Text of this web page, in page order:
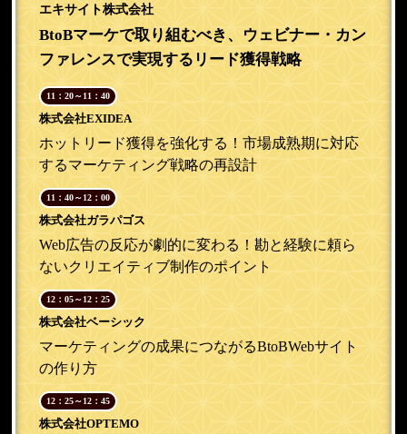
エキサイト株式会社
BtoBマーケで取り組むべき、ウェビナー・カン
ファレンスで実現するリード獲得戦略
11：20～11：40
株式会社EXIDEA
ホットリード獲得を強化する！市場成熟期に対応
するマーケティング戦略の再設計
11：40～12：00
株式会社ガラパゴス
Web広告の反応が劇的に変わる！勘と経験に頼ら
ないクリエイティブ制作のポイント
12：05～12：25
株式会社ベーシック
マーケティングの成果につながるBtoBWebサイト
の作り方
12：25～12：45
株式会社OPTEMO